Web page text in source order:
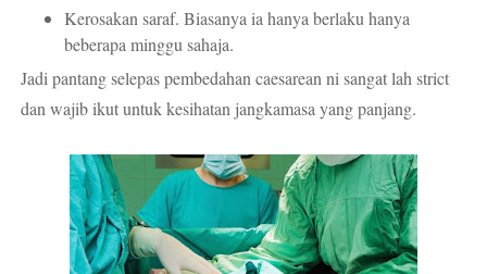
Kerosakan saraf. Biasanya ia hanya berlaku hanya
beberapa minggu sahaja.
Jadi pantang selepas pembedahan caesarean ni sangat lah strict
dan wajib ikut untuk kesihatan jangkamasa yang panjang.